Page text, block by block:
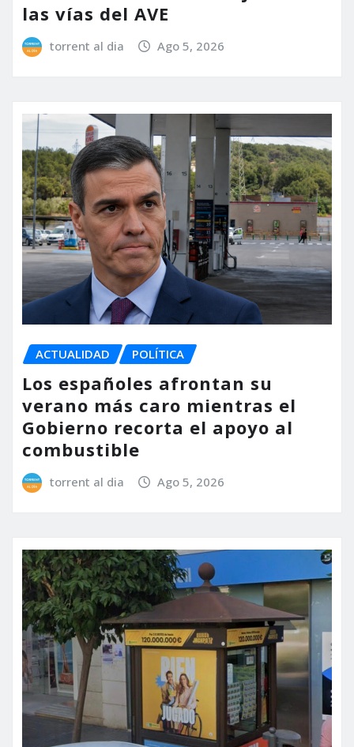
las vías del AVE
torrent al dia Ago 5, 2026
ACTUALIDAD POLÍTICA
Los españoles afrontan su
verano más caro mientras el
Gobierno recorta el apoyo al
combustible
torrent al dia Ago 5, 2026